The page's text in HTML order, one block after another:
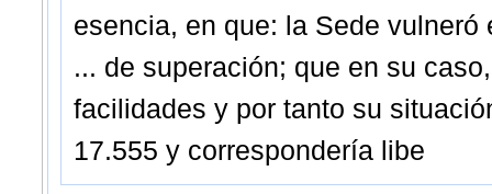
esencia, en que: la Sede
... de superación; que en su
facilidades y por tanto su
17.555 y correspondería libe